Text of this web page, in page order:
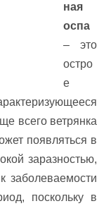
ная
оспа
– это
остро
е
всего ветрянка
появляться в
заразностью,
заболеваемости
поскольку в